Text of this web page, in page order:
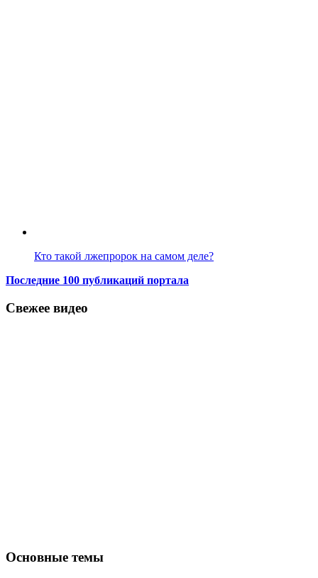
Кто такой лжепророк на самом деле?
Последние 100 публикаций портала
Свежее видео
Основные темы